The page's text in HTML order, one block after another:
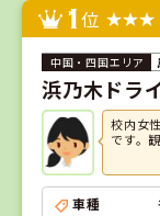
1位
浜乃木ドラ
校内女
です。
車種